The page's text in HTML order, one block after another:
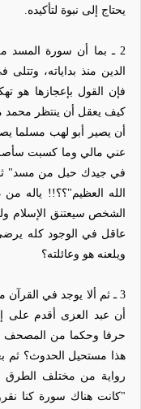
يحتاج إلى نبوة لتأكيده.
2 ـ بما أن سورة المسد
الدين منذ بداياته،
فإن القول بإعجازها هو
كيف يعقل أن ينتظر محمد
أن يصير أبو لهب مسلما
عني مالي وما كسبت
في جيدك حبل من مسد"
الله العظيم"؟؟!! ياله
الشخص سيعتنق الإسلام
عاقل في الوجود كله يرضى
ويلعنه هو وعائلته؟
3 ـ ثم ألا يوجد في القرآن
أن عبد العزى أقدم على
حرفا وحكما من المصحف
هذا مستحيل الحدوث؟ ثم
رواية من مختلف الطرق
"كانت هناك سورة كنا